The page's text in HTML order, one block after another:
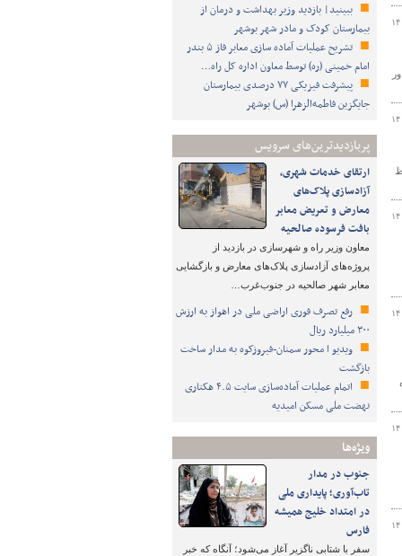
ببینید| بازدید وزیر بهداشت و درمان از
بیمارستان کودک و مادر شهر بوشهر
تشریح عملیات آماده سازی معابر فاز ۵ بندر
امام خمینی (ره) توسط معاون اداره کل راه…
پیشرفت فیزیکی ۷۷ درصدی بیمارستان
جایگزین فاطمه‌الزهرا (س) بوشهر
پربازدیدترین‌های سرویس
ارتقای خدمات شهری،
آزادسازی پلاک‌های
معارض و تعریض معابر
بافت فرسوده صالحیه
معاون وزیر راه و شهرسازی در بازدید از
پروژه‌های آزادسازی پلاک‌های معارض و بازگشایی
معابر شهر صالحیه در جنوب‌غرب…
رفع تصرف فوری اراضی ملی در اهواز به ارزش
۳۰۰ میلیارد ریال
ویدیو ا محور سمنان-فیروزکوه به مدار ساخت
بازگشت
اتمام عملیات آماده‌سازی سایت ۴.۵ هکتاری
نهضت ملی مسکن امیدیه
ویژه‌ها
جنوب در مدار
تاب‌آوری؛ پایداری ملی
در امتداد خلیج همیشه
فارس
سفر با شتابی ناگزیر آغاز می‌شود؛ آنگاه که خبر